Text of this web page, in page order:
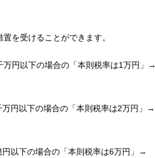
を受けることができます。
円以下の場合の「本則税率は1万円」→
円以下の場合の「本則税率は2万円」→
以下の場合の「本則税率は6万円」→